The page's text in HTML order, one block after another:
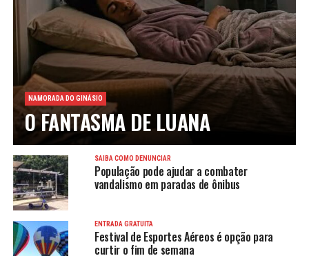
NAMORADA DO GINÁSIO
O FANTASMA DE LUANA
SAIBA COMO DENUNCIAR
População pode ajudar a combater
vandalismo em paradas de ônibus
ENTRADA GRATUITA
Festival de Esportes Aéreos é opção para
curtir o fim de semana